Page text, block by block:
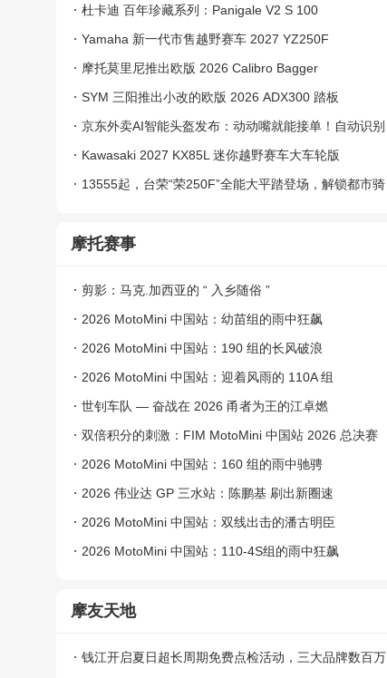
杜卡迪 百年珍藏系列：Panigale V2 S 100
Yamaha 新一代市售越野赛车 2027 YZ250F
摩托莫里尼推出欧版 2026 Calibro Bagger
SYM 三阳推出小改的欧版 2026 ADX300 踏板
京东外卖AI智能头盔发布：动动嘴就能接单！自动识别
商户环境
Kawasaki 2027 KX85L 迷你越野赛车大车轮版
13555起，台荣“荣250F”全能大平踏登场，解锁都市骑
摩托赛事
剪影：马克.加西亚的 “ 入乡随俗 ”
2026 MotoMini 中国站：幼苗组的雨中狂飙
2026 MotoMini 中国站：190 组的长风破浪
2026 MotoMini 中国站：迎着风雨的 110A 组
世钊车队 — 奋战在 2026 甬者为王的江卓燃
双倍积分的刺激：FIM MotoMini 中国站 2026 总决赛
本周举行
2026 MotoMini 中国站：160 组的雨中驰骋
2026 伟业达 GP 三水站：陈鹏基 刷出新圈速
2026 MotoMini 中国站：双线出击的潘古明臣
2026 MotoMini 中国站：110-4S组的雨中狂飙
摩友天地
钱江开启夏日超长周期免费点检活动，三大品牌数百万